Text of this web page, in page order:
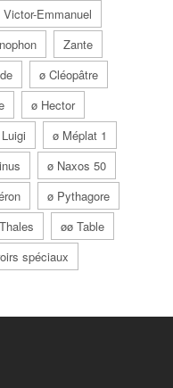
Victor-Emmanuel
Zante
ø Cléopâtre
ø Hector
ø Méplat 1
ø Naxos 50
ø Pythagore
øø Table
spéciaux